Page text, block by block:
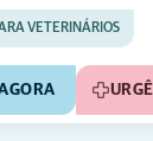
VETERINÁRIOS